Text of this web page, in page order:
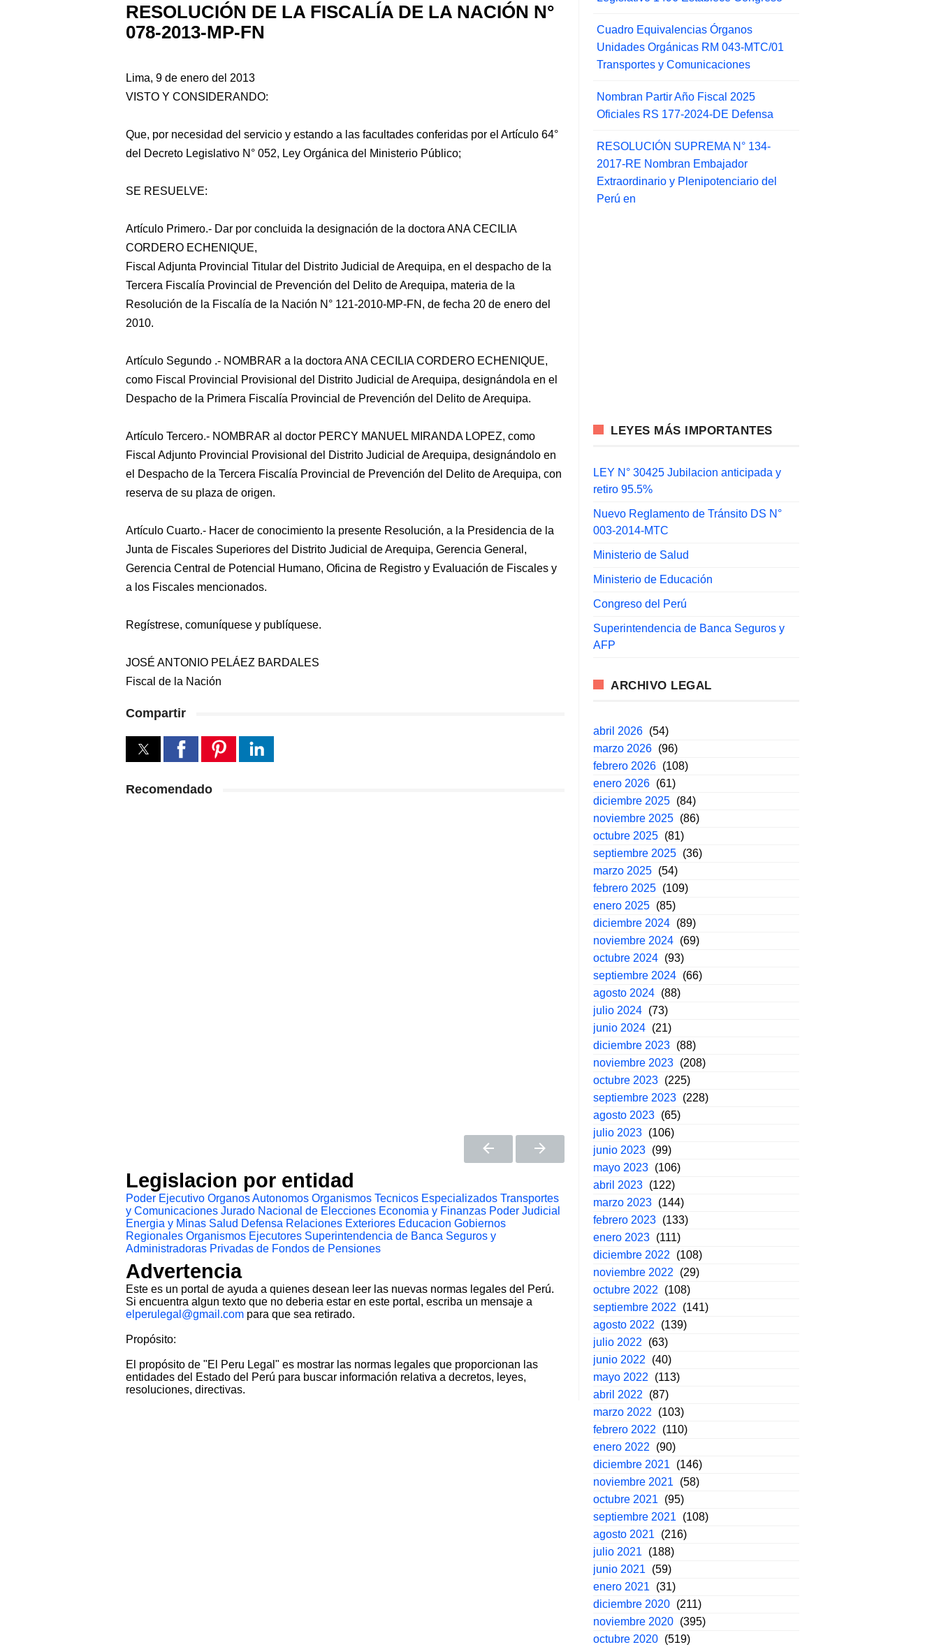
RESOLUCIÓN DE LA FISCALÍA DE LA NACIÓN N°
078-2013-MP-FN
Lima, 9 de enero del 2013
VISTO Y CONSIDERANDO:
Que, por necesidad del servicio y estando a las facultades conferidas por el Artículo 64°
del Decreto Legislativo N° 052, Ley Orgánica del Ministerio Público;
SE RESUELVE:
Artículo Primero.- Dar por concluida la designación de la doctora ANA CECILIA
CORDERO ECHENIQUE,
Fiscal Adjunta Provincial Titular del Distrito Judicial de Arequipa, en el despacho de la
Tercera Fiscalía Provincial de Prevención del Delito de Arequipa, materia de la
Resolución de la Fiscalía de la Nación N° 121-2010-MP-FN, de fecha 20 de enero del
2010.
Artículo Segundo .- NOMBRAR a la doctora ANA CECILIA CORDERO ECHENIQUE,
como Fiscal Provincial Provisional del Distrito Judicial de Arequipa, designándola en el
Despacho de la Primera Fiscalía Provincial de Prevención del Delito de Arequipa.
Artículo Tercero.- NOMBRAR al doctor PERCY MANUEL MIRANDA LOPEZ, como
Fiscal Adjunto Provincial Provisional del Distrito Judicial de Arequipa, designándolo en
el Despacho de la Tercera Fiscalía Provincial de Prevención del Delito de Arequipa, con
reserva de su plaza de origen.
Artículo Cuarto.- Hacer de conocimiento la presente Resolución, a la Presidencia de la
Junta de Fiscales Superiores del Distrito Judicial de Arequipa, Gerencia General,
Gerencia Central de Potencial Humano, Oficina de Registro y Evaluación de Fiscales y
a los Fiscales mencionados.
Regístrese, comuníquese y publíquese.
JOSÉ ANTONIO PELÁEZ BARDALES
Fiscal de la Nación
Compartir
Recomendado
Legislacion por entidad
Poder Ejecutivo Organos Autonomos Organismos Tecnicos Especializados Transportes
y Comunicaciones Jurado Nacional de Elecciones Economia y Finanzas Poder Judicial
Energia y Minas Salud Defensa Relaciones Exteriores Educacion Gobiernos
Regionales Organismos Ejecutores Superintendencia de Banca Seguros y
Administradoras Privadas de Fondos de Pensiones
Advertencia
Este es un portal de ayuda a quienes desean leer las nuevas normas legales del Perú.
Si encuentra algun texto que no deberia estar en este portal, escriba un mensaje a
elperulegal@gmail.com para que sea retirado.
Propósito:
El propósito de "El Peru Legal" es mostrar las normas legales que proporcionan las
entidades del Estado del Perú para buscar información relativa a decretos, leyes,
resoluciones, directivas.
Cuadro Equivalencias Órganos
Unidades Orgánicas RM 043-MTC/01
Transportes y Comunicaciones
Nombran Partir Año Fiscal 2025
Oficiales RS 177-2024-DE Defensa
RESOLUCIÓN SUPREMA N° 134-
2017-RE Nombran Embajador
Extraordinario y Plenipotenciario del
Perú en
LEYES MÁS IMPORTANTES
LEY N° 30425 Jubilacion anticipada y
retiro 95.5%
Nuevo Reglamento de Tránsito DS N°
003-2014-MTC
Ministerio de Salud
Ministerio de Educación
Congreso del Perú
Superintendencia de Banca Seguros y
AFP
ARCHIVO LEGAL
abril 2026 (54)
marzo 2026 (96)
febrero 2026 (108)
enero 2026 (61)
diciembre 2025 (84)
noviembre 2025 (86)
octubre 2025 (81)
septiembre 2025 (36)
marzo 2025 (54)
febrero 2025 (109)
enero 2025 (85)
diciembre 2024 (89)
noviembre 2024 (69)
octubre 2024 (93)
septiembre 2024 (66)
agosto 2024 (88)
julio 2024 (73)
junio 2024 (21)
diciembre 2023 (88)
noviembre 2023 (208)
octubre 2023 (225)
septiembre 2023 (228)
agosto 2023 (65)
julio 2023 (106)
junio 2023 (99)
mayo 2023 (106)
abril 2023 (122)
marzo 2023 (144)
febrero 2023 (133)
enero 2023 (111)
diciembre 2022
(108)
noviembre 2022
(29)
octubre 2022
(108)
septiembre 2022
(141)
agosto 2022
(139)
julio 2022
(63)
junio 2022
(40)
mayo 2022
(113)
abril 2022
(87)
marzo 2022
(103)
febrero 2022
(110)
enero 2022
(90)
diciembre 2021
(146)
noviembre 2021
(58)
octubre 2021
(95)
septiembre 2021
(108)
agosto 2021
(216)
julio 2021
(188)
junio 2021
(59)
enero 2021
(31)
diciembre 2020 (211)
noviembre 2020 (395)
octubre 2020 (519)